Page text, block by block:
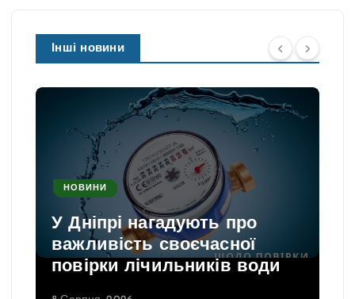
Інші новини
НОВИНИ
У Дніпрі нагадують про
важливість своєчасної
повірки лічильників води